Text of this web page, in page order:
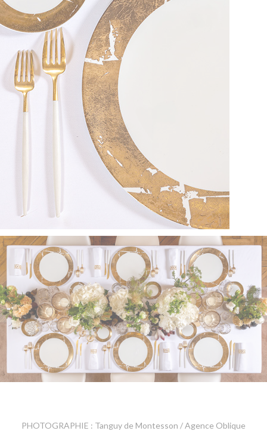
PHOTOGRAPHIE : Tanguy de Montesson / Agence Oblique